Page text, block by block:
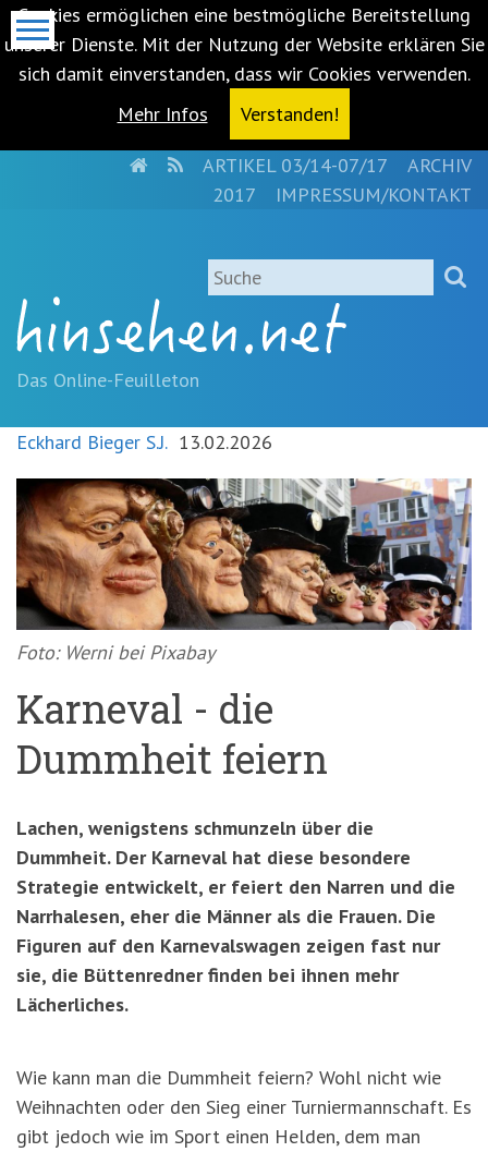
Cookies ermöglichen eine bestmögliche Bereitstellung
unserer Dienste. Mit der Nutzung der Website erklären Sie
sich damit einverstanden, dass wir Cookies verwenden.
Mehr Infos
Verstanden!
springen
(Accesskey
'1')Zur
springen
Zur
Suche
springen
(Accesskey
'2')
HOMERSSARTIKEL 03/14-07/17
ARCHIV
2017
IMPRESSUM/KONTAKT
Suche
Das Online-Feuilleton
Eckhard Bieger S.J. 13.02.2026
Foto: Werni bei Pixabay
Karneval - die
Dummheit feiern
Lachen, wenigstens schmunzeln über die
Dummheit. Der Karneval hat diese besondere
Strategie entwickelt, er feiert den Narren und die
Narrhalesen, eher die Männer als die Frauen. Die
Figuren auf den Karnevalswagen zeigen fast nur
sie, die Büttenredner finden bei ihnen mehr
Lächerliches.
Wie kann man die Dummheit feiern? Wohl nicht wie
Weihnachten oder den Sieg einer Turniermannschaft. Es
gibt jedoch wie im Sport einen Helden, dem man